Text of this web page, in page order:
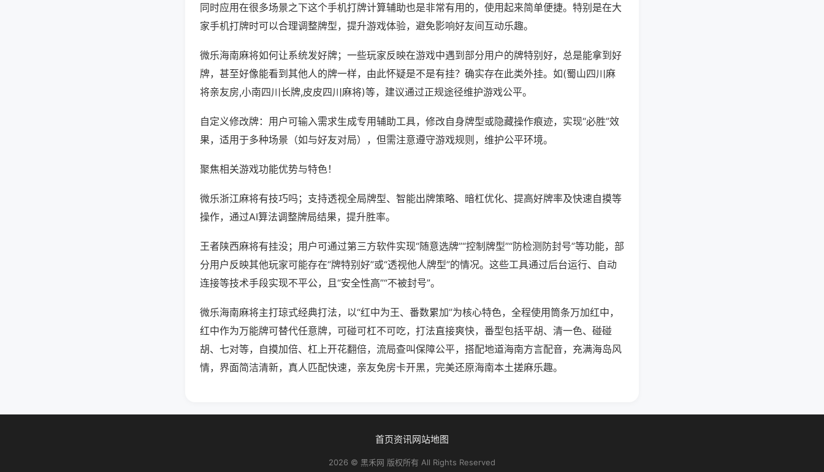
同时应用在很多场景之下这个手机打牌计算辅助也是非常有用的，使用起来简单便捷。特别是在大
家手机打牌时可以合理调整牌型，提升游戏体验，避免影响好友间互动乐趣。
微乐海南麻将如何让系统发好牌；一些玩家反映在游戏中遇到部分用户的牌特别好，总是能拿到好
牌，甚至好像能看到其他人的牌一样，由此怀疑是不是有挂？确实存在此类外挂。如(蜀山四川麻
将亲友房,小南四川长牌,皮皮四川麻将)等，建议通过正规途径维护游戏公平。
自定义修改牌：用户可输入需求生成专用辅助工具，修改自身牌型或隐藏操作痕迹，实现“必胜”效
果，适用于多种场景（如与好友对局），但需注意遵守游戏规则，维护公平环境。
聚焦相关游戏功能优势与特色！
微乐浙江麻将有技巧吗；支持透视全局牌型、智能出牌策略、暗杠优化、提高好牌率及快速自摸等
操作，通过AI算法调整牌局结果，提升胜率。
王者陕西麻将有挂没；用户可通过第三方软件实现“随意选牌”“控制牌型”“防检测防封号”等功能，部
分用户反映其他玩家可能存在“牌特别好”或“透视他人牌型”的情况。这些工具通过后台运行、自动
连接等技术手段实现不平公，且“安全性高”“不被封号”。
微乐海南麻将主打琼式经典打法，以“红中为王、番数累加”为核心特色，全程使用筒条万加红中，
红中作为万能牌可替代任意牌，可碰可杠不可吃，打法直接爽快，番型包括平胡、清一色、碰碰
胡、七对等，自摸加倍、杠上开花翻倍，流局查叫保障公平，搭配地道海南方言配音，充满海岛风
情，界面简洁清新，真人匹配快速，亲友免房卡开黑，完美还原海南本土搓麻乐趣。
首页资讯网站地图
2026 © 黑禾网 版权所有 All Rights Reserved